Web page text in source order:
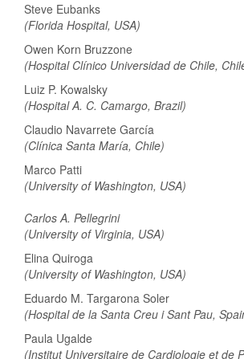
Steve Eubanks
(Florida Hospital, USA)
Owen Korn Bruzzone
(Hospital Clínico Universidad de Chile,
Luiz P. Kowalsky
(Hospital A. C. Camargo, Brazil)
Claudio Navarrete García
(Clínica Santa María, Chile)
Marco Patti
(University of Washington, USA)
Carlos A. Pellegrini
(University of Virginia, USA)
Elina Quiroga
(University of Washington, USA)
Eduardo M. Targarona Soler
(Hospital de la Santa Creu i Sant Pau,
Paula Ugalde
(Institut Universitaire de Cardiologie et de